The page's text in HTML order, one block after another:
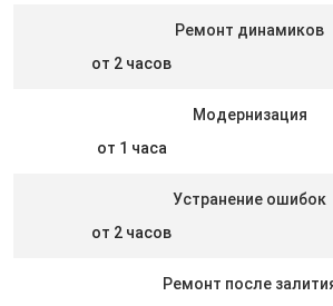
Ремонт динамиков
от 2 часов
Модернизация
от 1 часа
Устранение ошибок
от 2 часов
Ремонт после